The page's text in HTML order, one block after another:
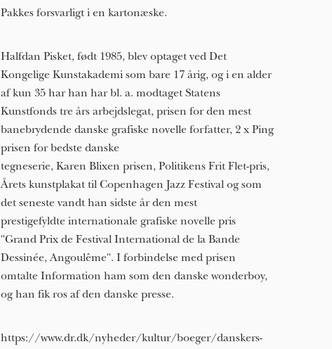
Pakkes forsvarligt i en kartonæske.
Halfdan Pisket, født 1985, blev optaget ved Det
Kongelige Kunstakademi som bare 17 årig, og i en alder
af kun 3​5​ har han har bl. a. modtaget Statens
Kunstfonds tre års arbejdslegat, prisen for den mest
banebrydende danske grafiske novelle forfatter, 2 x Ping
prisen for bedste danske
tegneserie, Karen Blixen prisen, Politikens Frit Flet-pris,
Årets kunstplakat til Copenhagen Jazz Festival og som
det seneste vandt han sidste år den mest
prestigefyldte internationale grafiske novelle pris
"Grand Prix de Festival International de la Bande
Dessinée, Angoulême". I forbindelse med prisen
omtalte Information ham som den danske wonderboy,
og han fik ros af den danske presse.
https://www.dr.dk/nyheder/kultur/boeger/danskers-